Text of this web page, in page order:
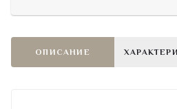
ОПИСАНИЕ